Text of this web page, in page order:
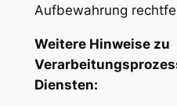
Aufbewahrung
Weitere Hinweise zu
Diensten: